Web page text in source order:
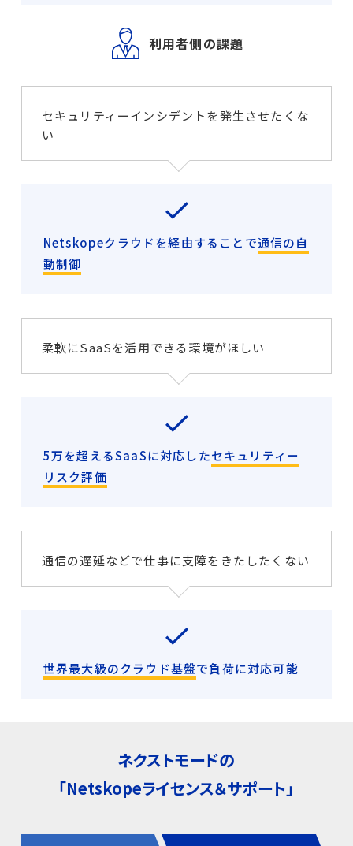
利用者側の課題
セキュリティーインシデントを発生させたくな
い
Netskopeクラウドを経由することで通信の自
動制御
柔軟にSaaSを活用できる環境がほしい
5万を超えるSaaSに対応したセキュリティー
リスク評価
通信の遅延などで仕事に支障をきたしたくない
世界最大級のクラウド基盤で負荷に対応可能
ネクストモードの
「Netskopeライセンス＆サポート」